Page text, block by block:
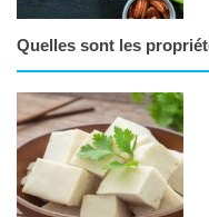
Quelles sont les